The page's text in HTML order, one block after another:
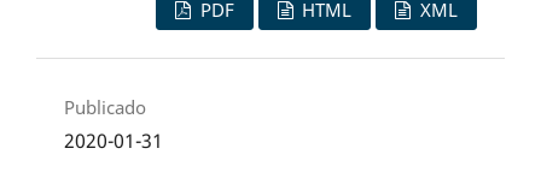
PDF HTML XML
Publicado
2020-01-31